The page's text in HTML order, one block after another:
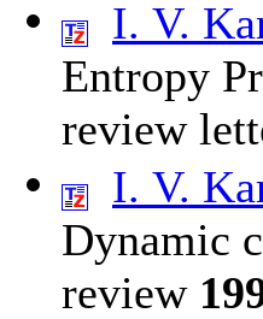
I. V.
Entropy
review
I. V.
Dynamic
review